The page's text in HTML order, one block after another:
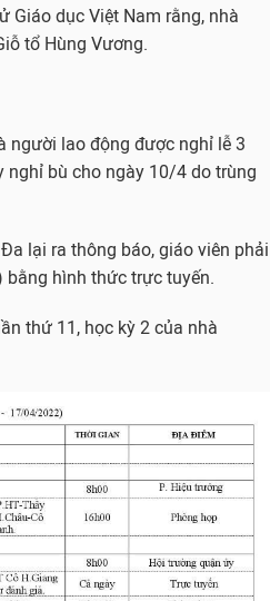
Giáo dục Việt Nam rằng, nhà
tổ Hùng Vương.
người lao động được nghỉ lễ 3
bù cho ngày 10/4 do trùng
lại ra thông báo, giáo viên phải
hình thức trực tuyến.
thứ 11, học kỳ 2 của nhà